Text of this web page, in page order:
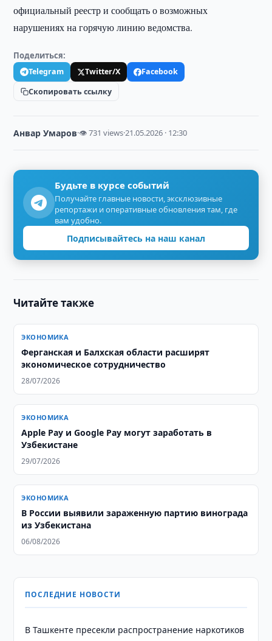
официальный реестр и сообщать о возможных
нарушениях на горячую линию ведомства.
Поделиться:
Telegram Twitter/X
Facebook
Скопировать ссылку
Анвар Умаров·👁 731 views·21.05.2026 · 12:30
Будьте в курсе событий
Получайте главные новости, эксклюзивные
репортажи и оперативные обновления там, где
вам удобно.
Подписывайтесь на наш канал
Читайте также
ЭКОНОМИКА
Ферганская и Балхская области расширят
экономическое сотрудничество
28/07/2026
ЭКОНОМИКА
Apple Pay и Google Pay могут заработать в
Узбекистане
29/07/2026
ЭКОНОМИКА
В России выявили зараженную партию винограда
из Узбекистана
06/08/2026
ПОСЛЕДНИЕ НОВОСТИ
В Ташкенте пресекли распространение наркотиков